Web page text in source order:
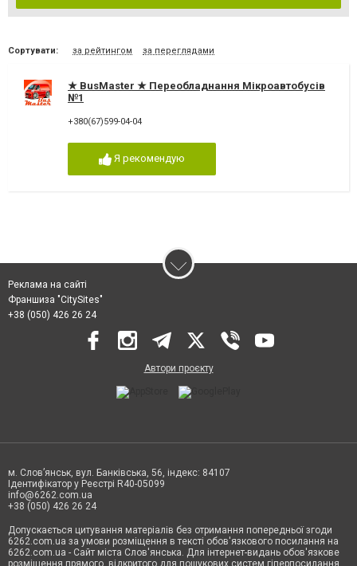
Сортувати: за рейтингом за переглядами
★ BusMaster ★ Переобладнання Мікроавтобусів
№1
+380(67)599-04-04
Я рекомендую
Реклама на сайті
Франшиза "CitySites"
+38 (050) 426 26 24
Автори проєкту
м. Слов’янськ, вул. Банківська, 56, індекс: 84107
Ідентифікатор у Реєстрі R40-05099
info@6262.com.ua
+38 (050) 426 26 24
Допускається цитування матеріалів без отримання попередньої згоди
6262.com.ua за умови розміщення в тексті обов'язкового посилання на
6262.com.ua - Сайт міста Слов'янська. Для інтернет-видань обов'язкове
розміщення прямого, відкритого для пошукових систем гіперпосилання